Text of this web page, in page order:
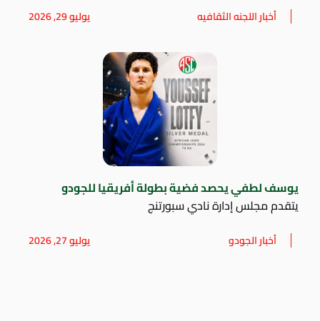
أخبار اللجنه الثقافيه يوليو 29, 2026
يوسف لطفي يحصد فضية بطولة أفريقيا للجودو
يتقدم مجلس إدارة نادي سبورتنج
أخبار الجودو يوليو 27, 2026